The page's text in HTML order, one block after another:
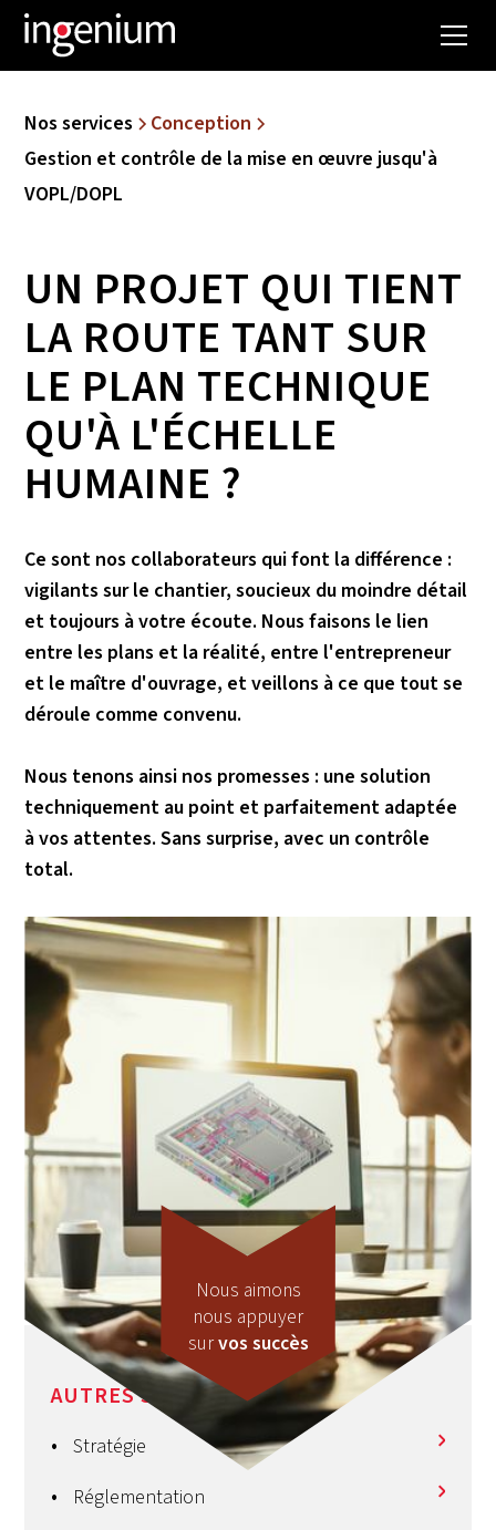
Nous aimons
nous appuyer
survos succès
AUTRES SERVICES
Stratégie
Réglementation
Nos services
Conception
Gestion et contrôle de la mise en œuvre jusqu'à
VOPL/DOPL
UN PROJET QUI TIENT
LA ROUTE TANT SUR
LE PLAN TECHNIQUE
QU'À L'ÉCHELLE
HUMAINE ?
Ce sont nos collaborateurs qui font la différence :
vigilants sur le chantier, soucieux du moindre détail
et toujours à votre écoute. Nous faisons le lien
entre les plans et la réalité, entre l'entrepreneur
et le maître d'ouvrage, et veillons à ce que tout se
déroule comme convenu.
Nous tenons ainsi nos promesses : une solution
techniquement au point et parfaitement adaptée
à vos attentes. Sans surprise, avec un contrôle
total.